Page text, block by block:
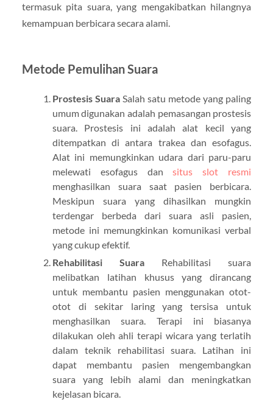
termasuk pita suara, yang mengakibatkan hilangnya
kemampuan berbicara secara alami.
Metode Pemulihan Suara
Prostesis SuaraSalah satu metode yang paling
umum digunakan adalah pemasangan prostesis
suara. Prostesis ini adalah alat kecil yang
ditempatkan di antara trakea dan esofagus.
Alat ini memungkinkan udara dari paru-paru
melewati esofagus dansitus slot resmi
menghasilkan suara saat pasien berbicara.
Meskipun suara yang dihasilkan mungkin
terdengar berbeda dari suara asli pasien,
metode ini memungkinkan komunikasi verbal
yang cukup efektif.
Rehabilitasi SuaraRehabilitasi suara
melibatkan latihan khusus yang dirancang
untuk membantu pasien menggunakan otot-
otot di sekitar laring yang tersisa untuk
menghasilkan suara. Terapi ini biasanya
dilakukan oleh ahli terapi wicara yang terlatih
dalam teknik rehabilitasi suara. Latihan ini
dapat membantu pasien mengembangkan
suara yang lebih alami dan meningkatkan
kejelasan bicara.